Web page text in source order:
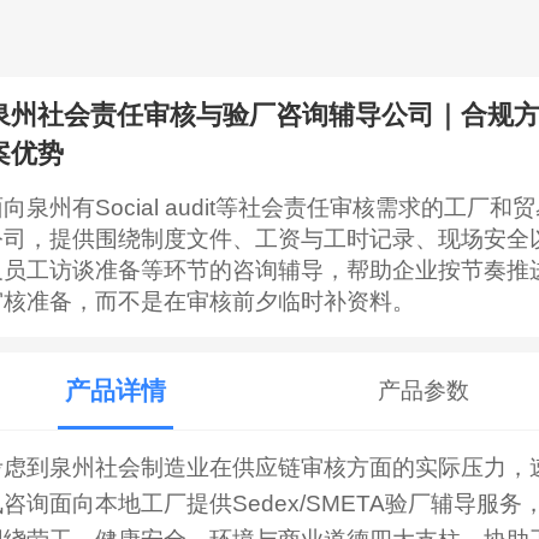
州社会责任审核与验厂咨询辅导公司｜合规方
优势
泉州有Social audit等社会责任审核需求的工厂和贸
，提供围绕制度文件、工资与工时记录、现场安全
工访谈准备等环节的咨询辅导，帮助企业按节奏推
准备，而不是在审核前夕临时补资料。
产品详情 产品参数
到泉州社会制造业在供应链审核方面的实际压力，
询面向本地工厂提供Sedex/SMETA验厂辅导服务，